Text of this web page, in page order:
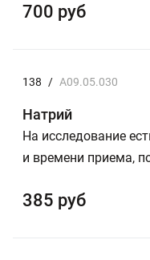
700 руб
138 / A09.05.030
Натрий
На исследование
и времени приема,
385 руб